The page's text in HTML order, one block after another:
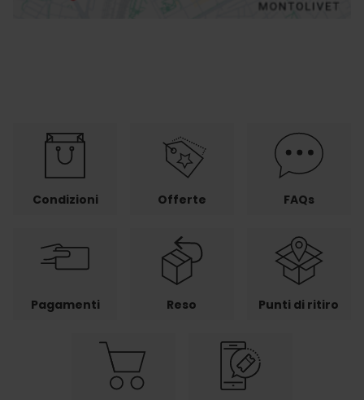
Condizioni Offerte FAQs
Pagamenti Reso Punti di ritiro